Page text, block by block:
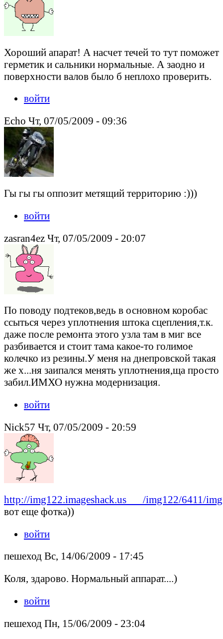
Хороший апарат! А насчет течей то тут поможет
герметик и сальники нормальные. А заодно и
поверхности валов было б неплохо проверить.
войти
Echo Чт, 07/05/2009 - 09:36
Гы гы гы оппозит метящий территорию :)))
войти
zasran4ez Чт, 07/05/2009 - 20:07
По поводу подтеков,ведь в основном коробас
ссыться через уплотнения штока сцепления,т.к.
даже после ремонта этого узла там в миг все
разбивается и стоит тама какое-то голимое
колечко из резины.У меня на днепровской такая
же х...ня заипался менять уплотнения,ща просто
забил.ИМХО нужна модернизация.
войти
Nick57 Чт, 07/05/2009 - 20:59
http://img122.imageshack.us___/img122/6411/
вот еще фотка))
войти
пешеход Вс, 14/06/2009 - 17:45
Коля, здарово. Нормальный аппарат....)
войти
пешеход Пн, 15/06/2009 - 23:04